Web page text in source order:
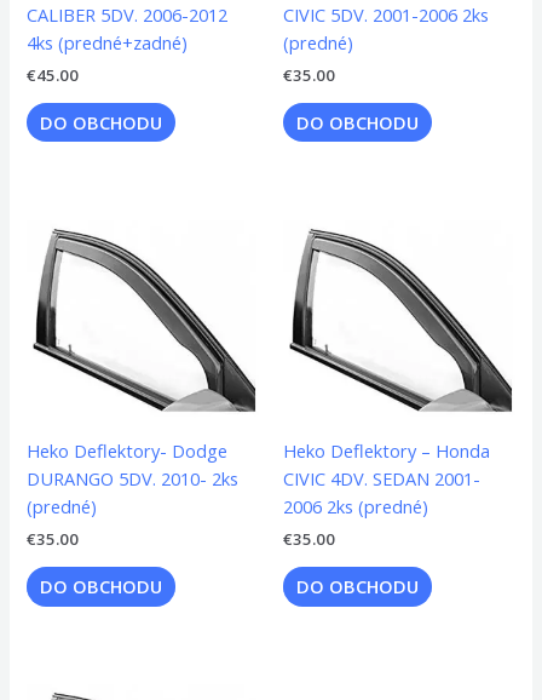
CALIBER 5DV. 2006-2012
4ks (predné+zadné)
€45.00
DO OBCHODU
CIVIC 5DV. 2001-2006 2ks
(predné)
€35.00
DO OBCHODU
Heko Deflektory- Dodge
DURANGO 5DV. 2010- 2ks
(predné)
€35.00
DO OBCHODU
Heko Deflektory – Honda
CIVIC 4DV. SEDAN 2001-
2006 2ks (predné)
€35.00
DO OBCHODU